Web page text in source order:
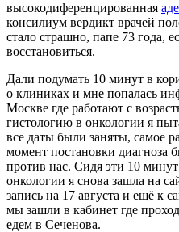
высокодиференцированная
консилиум вердикт врачей
стало страшно, папе 73 года,
восстановиться.
Дали подумать 10 минут в
о клиниках и мне попалась
Москве где работают с
гистологию в онкологии я
все даты были заняты, самое
момент постановки диагноза
против нас. Сидя эти 10
онкологии я снова зашла на
запись на 17 августа и ещё к
мы зашли в кабинет где
едем в Сеченова.